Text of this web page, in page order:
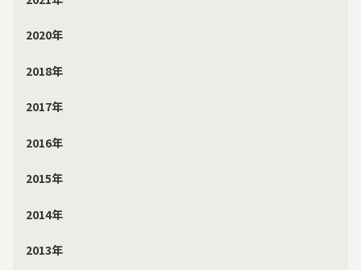
2020年
2018年
2017年
2016年
2015年
2014年
2013年